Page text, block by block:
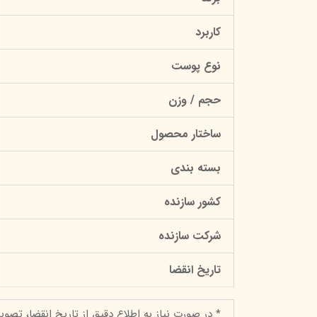
کاربرد
نوع پوست
حجم / وزن
ساختار محصول
بسته بندی
کشور سازنده
شرکت سازنده
تاریخ انقضا